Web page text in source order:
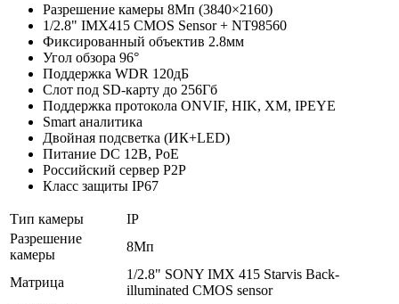
Разрешение камеры 8Мп (3840×2160)
1/2.8" IMX415 CMOS Sensor + NT98560
Фиксированный объектив 2.8мм
Угол обзора 96°
Поддержка WDR 120дБ
Слот под SD-карту до 256Гб
Поддержка протокола ONVIF, HIK, XM, IPEYE
Smart аналитика
Двойная подсветка (ИК+LED)
Питание DC 12В, PoE
Российский сервер P2P
Класс защиты IP67
Тип камеры
IP
Разрешение
камеры
8Мп
Матрица
1/2.8" SONY IMX 415 Starvis Back-
illuminated CMOS sensor